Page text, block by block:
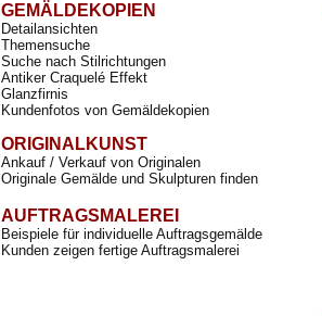
GEMÄLDEKOPIEN
Detailansichten
Themensuche
Suche nach Stilrichtungen
Antiker Craquelé Effekt
Glanzfirnis
Kundenfotos von Gemäldekopien
ORIGINALKUNST
Ankauf / Verkauf von Originalen
Originale Gemälde und Skulpturen finden
AUFTRAGSMALEREI
Beispiele für individuelle Auftragsgemälde
Kunden zeigen fertige Auftragsmalerei